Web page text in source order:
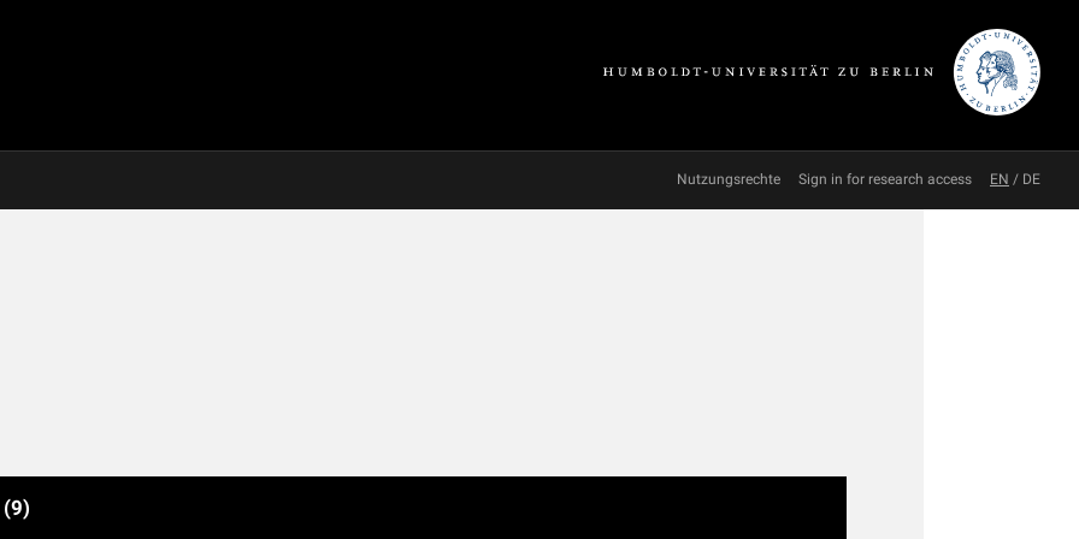
Nutzungsrechte Sign in for research access EN / DE
(9)